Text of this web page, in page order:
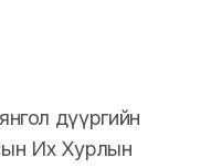
дүүргийн
Их Хурлын